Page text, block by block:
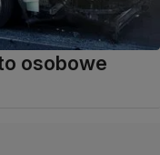
osobowe